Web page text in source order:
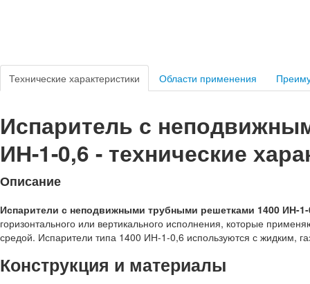
Технические характеристики Области применения
Испаритель с
ИН-1-0,6 - технические
Описание
Испарители с неподвижными трубными решетками 1400 ИН-1-
горизонтального или вертикального исполнения, которые
средой. Испарители типа 1400 ИН-1-0,6 используются с жидким,
Конструкция и материалы